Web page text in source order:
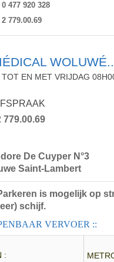
477 920 328
779.00.69
WOLUWÉ..
TOT EN MET VRIJDAG
779.00.69
De Cuyper N°3
Saint-Lambert
is mogelijk op
schijf.
VERVOER ::
: